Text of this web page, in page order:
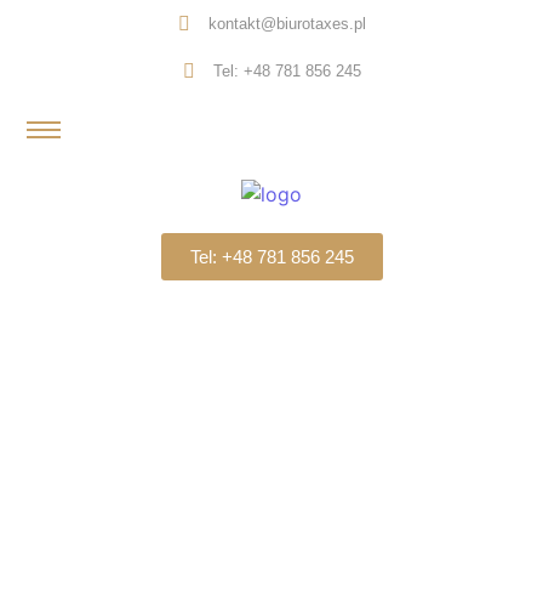
kontakt@biurotaxes.pl
Tel: +48 781 856 245
Tel: +48 781 856 245